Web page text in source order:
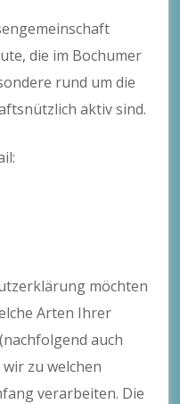
die im Bochumer
rund um die
aktiv sind.
möchten
Arten Ihrer
auch
zu welchen
verarbeiten. Die